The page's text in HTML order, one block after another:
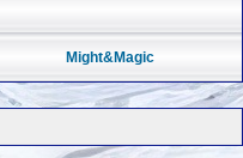
Might&Magic